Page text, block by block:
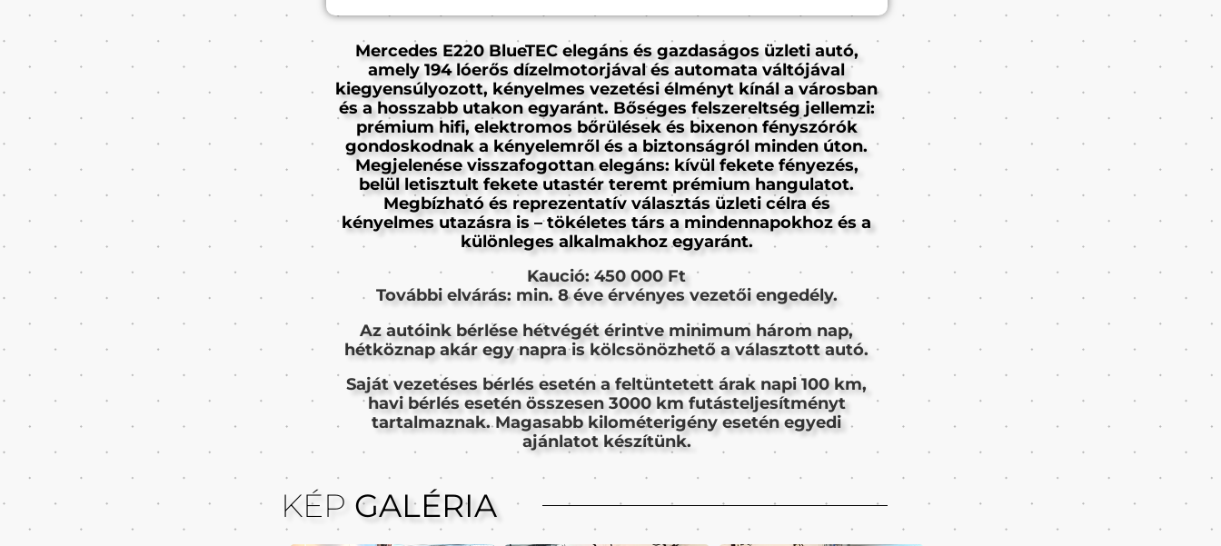
Mercedes E220 BlueTEC elegáns és gazdaságos üzleti autó,
amely 194 lóerős dízelmotorjával és automata váltójával
kiegyensúlyozott, kényelmes vezetési élményt kínál a városban
és a hosszabb utakon egyaránt. Bőséges felszereltség jellemzi:
prémium hifi, elektromos bőrülések és bixenon fényszórók
gondoskodnak a kényelemről és a biztonságról minden úton.
Megjelenése visszafogottan elegáns: kívül fekete fényezés,
belül letisztult fekete utastér teremt prémium hangulatot.
Megbízható és reprezentatív választás üzleti célra és
kényelmes utazásra is – tökéletes társ a mindennapokhoz és a
különleges alkalmakhoz egyaránt.
Kaució: 450 000 Ft
További elvárás: min. 8 éve érvényes vezetői engedély.
Az autóink bérlése hétvégét érintve minimum három nap,
hétköznap akár egy napra is kölcsönözhető a választott autó.
Saját vezetéses bérlés esetén a feltüntetett árak napi 100 km,
havi bérlés esetén összesen 3000 km futásteljesítményt
tartalmaznak. Magasabb kilométerigény esetén egyedi
ajánlatot készítünk.
KÉP GALÉRIA